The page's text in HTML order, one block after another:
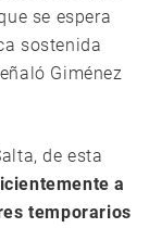
se espera
sostenida
Giménez
de esta
a
temporarios